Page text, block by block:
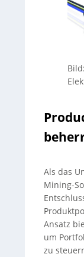
Als das
Mining-
Ansatz
um
zu